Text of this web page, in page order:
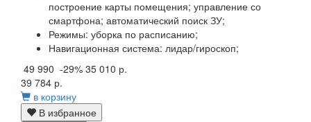
построение карты помещения; управление со
смартфона; автоматический поиск ЗУ;
Режимы: уборка по расписанию;
Навигационная система: лидар/гироскоп;
49 990 -29% 35 010 р.
39 784 р.
в корзину
В избранное